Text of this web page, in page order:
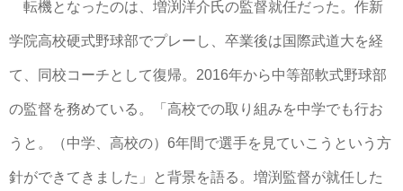
転機となったのは、増渕洋介氏の監督就任だった。作新
学院高校硬式野球部でプレーし、卒業後は国際武道大を経
て、同校コーチとして復帰。2016年から中等部軟式野球部
の監督を務めている。「高校での取り組みを中学でも行お
うと。（中学、高校の）6年間で選手を見ていこうという方
針ができてきました」と背景を語る。増渕監督が就任した